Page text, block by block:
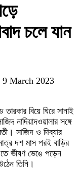
চলে যান
9 March 2023
বিয়ে ঘিরে সানাই
নাদিয়াদওয়ালার সঙ্গে
সাজিদ ও দিব্যার
দশ মাস পরই বাড়ির
ভীষণ ভেঙে পড়েন
তিনি।